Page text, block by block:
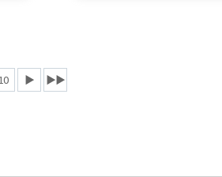
▶ ▶▶